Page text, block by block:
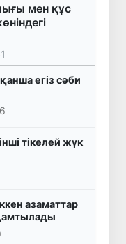
мен құс
егіз сәби
тікелей жүк
азаматтар